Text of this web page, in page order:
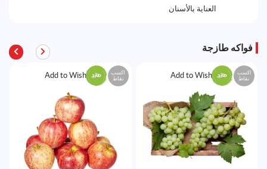
العناية بالأسنان
فواكه طازجة
Add to Wishlist
اكسب
نقاط
Add to Wishlist
اكسب
نقاط